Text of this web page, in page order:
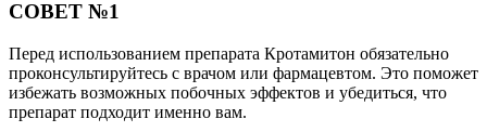
СОВЕТ №1
Перед использованием препарата Кротамитон обязательно
проконсультируйтесь с врачом или фармацевтом. Это поможет
избежать возможных побочных эффектов и убедиться, что
препарат подходит именно вам.